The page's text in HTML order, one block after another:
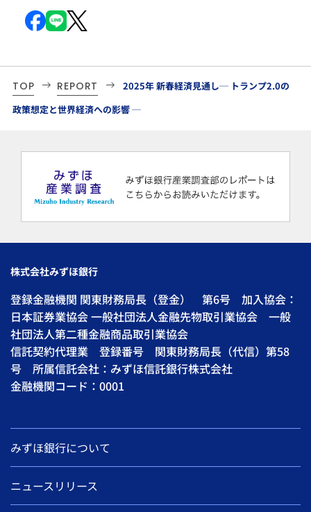
TOP REPORT
2025年 新春経済見通し─ トランプ2.0の
政策想定と世界経済への影響 ─
株式会社みずほ銀行
登録金融機関 関東財務局長（登金） 第6号 加入協会：
日本証券業協会 一般社団法人金融先物取引業協会 一般
社団法人第二種金融商品取引業協会
信託契約代理業 登録番号 関東財務局長（代信）第58
号 所属信託会社：みずほ信託銀行株式会社
金融機関コード：0001
みずほ銀行について
ニュースリリース